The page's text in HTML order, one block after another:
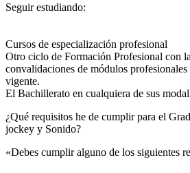
Seguir estudiando:
Cursos de especialización profesional
Otro ciclo de Formación Profesional con
convalidaciones de módulos
vigente.
El Bachillerato en cualquiera de sus
¿Qué requisitos he de cumplir para el
jockey y Sonido?
«Debes cumplir alguno de los siguientes